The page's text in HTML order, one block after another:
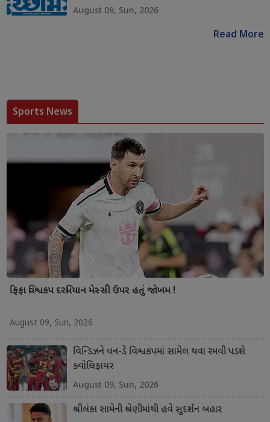
August 09, Sun, 2026
Read More
Sports News
ફિફા વિશ્વકપ દરમિયાન મેસ્સી ઉપર હતું જોખમ !
August 09, Sun, 2026
વિન્ડિઝને વન-ડે વિશ્વકપમાં સામેલ થવા રમવી પડશે
ક્વોલિફાયર
August 09, Sun, 2026
શ્રીલંકા સામેની શ્રેણીમાંથી હવે સુદર્શન બહાર